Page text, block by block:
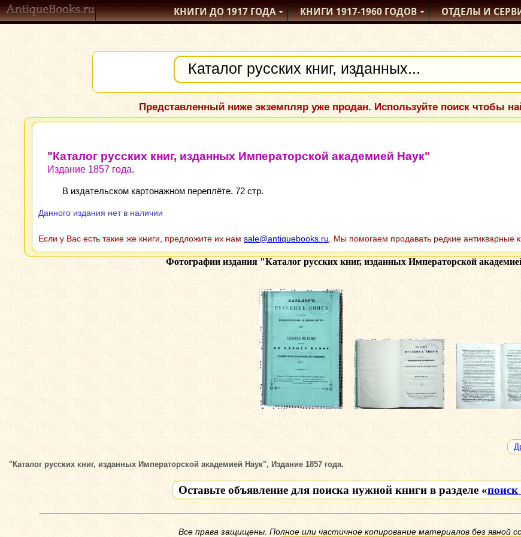
КНИГИ ДО 1917ГОДА КНИГИ1917-1960ГОДОВ ОТДЕЛЫИ
Представленный ниже экземпляр уже продан. Используйте поиск чтобы
"Каталог русских книг, изданных Императорской академией Наук"
Издание 1857 года.
В издательском картонажном переплёте. 72 стр.
Данного издания нет в наличии
Если у Вас есть такие же книги, предложите их нам sale@antiquebooks.ru . Мы помогаем продавать редкие антикварные
Фотографии издания "Каталог русских книг, изданных Императорской
"Каталог русских книг, изданных Императорской академией Наук", Издание 1857 года.
Оставьте объявление для поиска нужной книги в разделе «
Все права защищены. Полное или частичное копирование материалов без явной